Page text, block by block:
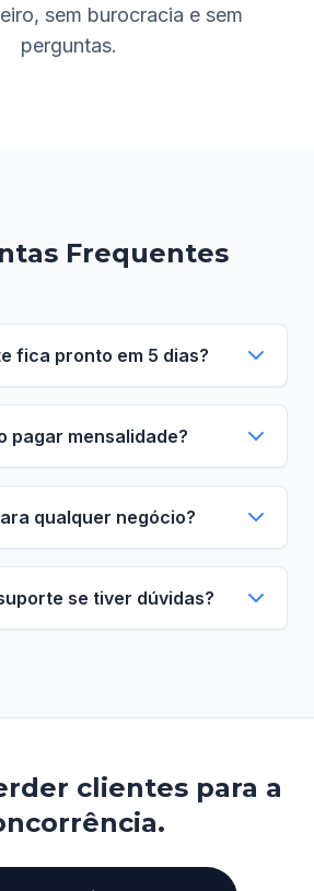
sem burocracia e sem
perguntas.
Frequentes
fica pronto em 5 dias?
pagar mensalidade?
qualquer negócio?
se tiver dúvidas?
clientes para a